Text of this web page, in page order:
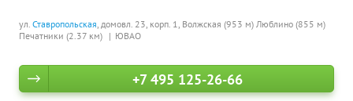
ул. Ставропольская, домовл. 23, корп. 1, Волжская (953 м) Люблино (855 м)
Печатники (2.37 км)
ЮВАО
+7 495 125-26-66